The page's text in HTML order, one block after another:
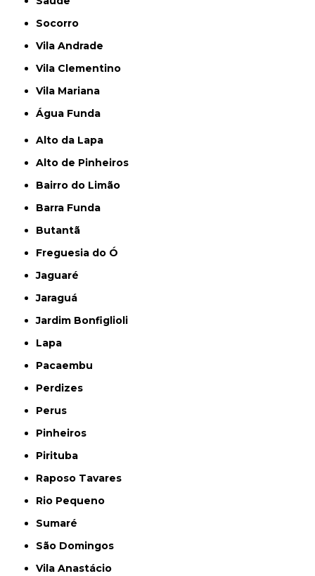
Socorro
Vila Andrade
Vila Clementino
Vila Mariana
Água Funda
Alto da Lapa
Alto de Pinheiros
Bairro do Limão
Barra Funda
Butantã
Freguesia do Ó
Jaguaré
Jaraguá
Jardim Bonfiglioli
Lapa
Pacaembu
Perdizes
Perus
Pinheiros
Pirituba
Raposo Tavares
Rio Pequeno
Sumaré
São Domingos
Vila Anastácio